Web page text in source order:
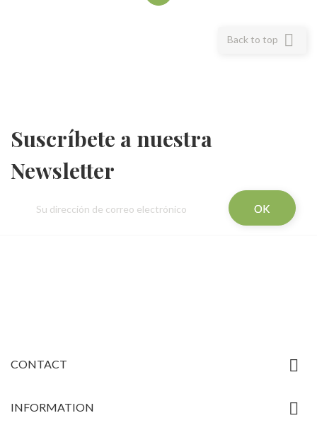
Back to top 
Suscríbete a nuestra
Newsletter
CONTACT 
INFORMATION 